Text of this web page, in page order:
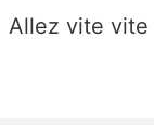
Allez vite vite